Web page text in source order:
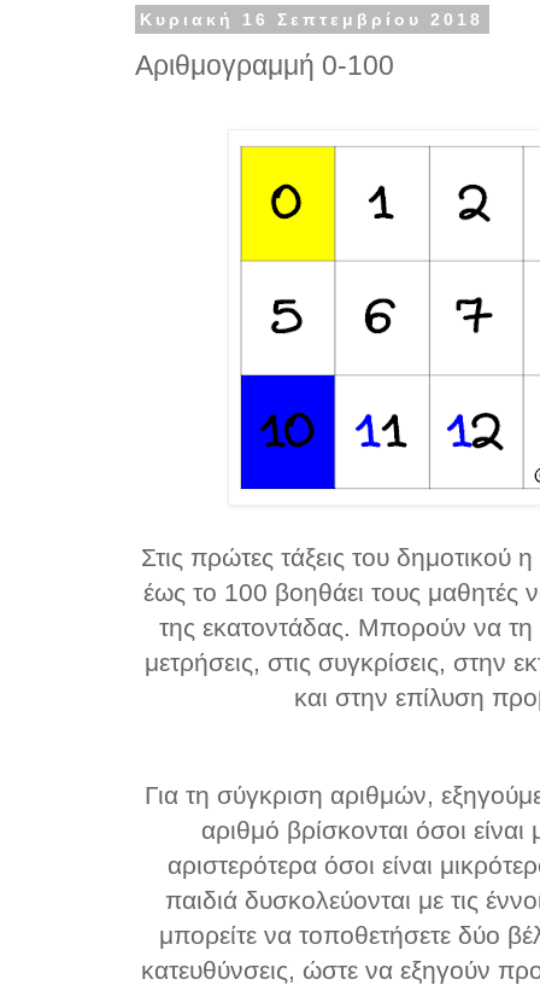
Κυριακή 16 Σεπτεμβρίου 2018
Αριθμογραμμή 0-100
Στις πρώτες τάξεις του
έως το 100 βοηθάει τους μαθητές
της εκατοντάδας. Μπορούν να τη
μετρήσεις, στις συγκρίσεις, στην
και στην επίλυση
Για τη σύγκριση αριθμών,
αριθμό βρίσκονται όσοι είναι
αριστερότερα όσοι είναι
παιδιά δυσκολεύονται με τις
μπορείτε να τοποθετήσετε δύο
κατευθύνσεις, ώστε να εξηγούν